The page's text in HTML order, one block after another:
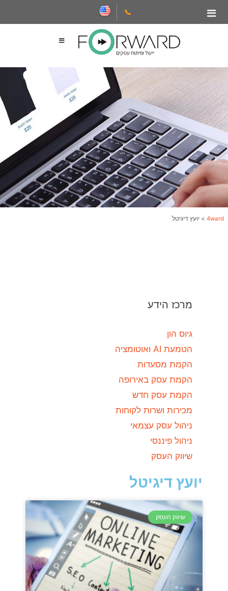
📞
4ward
> יועץ דיגיטל
מרכז הידע
גיוס הון
הטמעת AI ואוטומציה
הקמת מסעדות
הקמת עסק באירופה
הקמת עסק חדש
מכירות ושרות לקוחות
ניהול עסק עצמאי
ניהול פיננסי
שיווק העסק
יועץ דיגיטל
שיווק העסק